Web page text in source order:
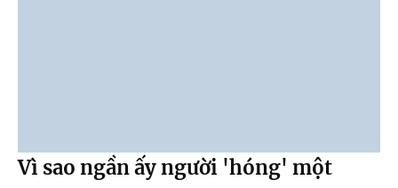
Vì sao ngần ấy người 'hóng' một